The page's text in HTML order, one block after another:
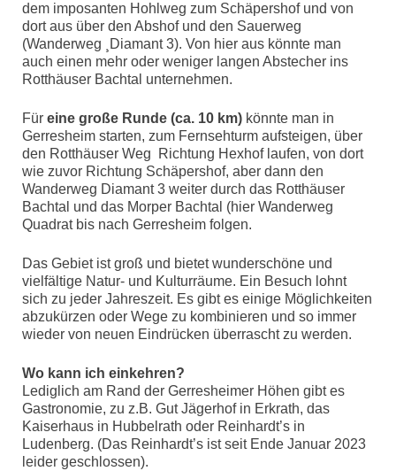
dem imposanten Hohlweg zum Schäpershof und von
dort aus über den Abshof und den Sauerweg
(Wanderweg ¸Diamant 3). Von hier aus könnte man
auch einen mehr oder weniger langen Abstecher ins
Rotthäuser Bachtal unternehmen.
Für eine große Runde (ca. 10 km) könnte man in
Gerresheim starten, zum Fernsehturm aufsteigen, über
den Rotthäuser Weg Richtung Hexhof laufen, von dort
wie zuvor Richtung Schäpershof, aber dann den
Wanderweg Diamant 3 weiter durch das Rotthäuser
Bachtal und das Morper Bachtal (hier Wanderweg
Quadrat bis nach Gerresheim folgen.
Das Gebiet ist groß und bietet wunderschöne und
vielfältige Natur- und Kulturräume. Ein Besuch lohnt
sich zu jeder Jahreszeit. Es gibt es einige Möglichkeiten
abzukürzen oder Wege zu kombinieren und so immer
wieder von neuen Eindrücken überrascht zu werden.
Wo kann ich einkehren?
Lediglich am Rand der Gerresheimer Höhen gibt es
Gastronomie, zu z.B. Gut Jägerhof in Erkrath, das
Kaiserhaus in Hubbelrath oder Reinhardt’s in
Ludenberg. (Das Reinhardt’s ist seit Ende Januar 2023
leider geschlossen).